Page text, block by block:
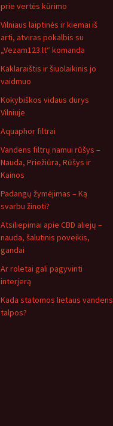
prie vertės kūrimo
Vilniaus laiptinės ir kiemai iš
arti, atviras pokalbis su
„Vezam123.lt“ komanda
Kaklaraištis ir šiuolaikinis jo
vaidmuo
Kokybiškos vidaus durys
Vilniuje
Aquaphor filtrai
Vandens filtrų namui rūšys –
Nauda, Priežiūra, Rūšys ir
Kainos
Padangų žymėjimas – Ką
svarbu žinoti?
Atsiliepimai apie CBD aliejų –
nauda, šalutinis poveikis,
gandai
Ar roletai gali pagyvinti
interjerą
Kada statomos lietaus vandens
talpos?